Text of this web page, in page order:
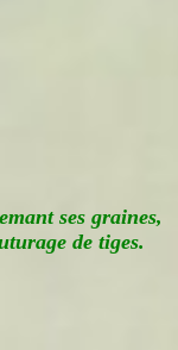
ses graines,
de tiges.